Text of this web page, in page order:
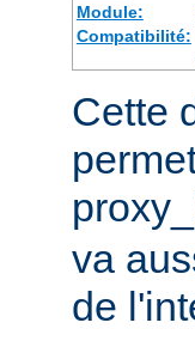
Module:
Compatibilité:
Cette
va
de